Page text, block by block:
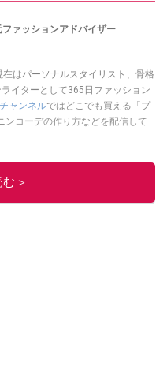
ァッションアドバイザー
はパーソナルスタイリスト、骨格
イターとして365日ファッション
ャンネルではどこでも買える「プ
ンコーデの作り方などを配信して
オシストの他の記事を読む
＞